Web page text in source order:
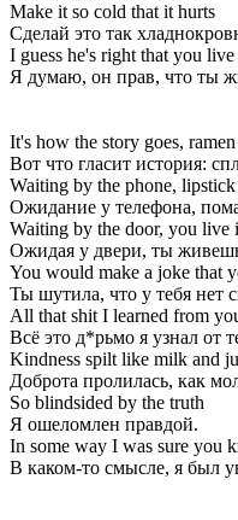
Make it so cold that it hurts
Сделай это так
I guess he's right that you live
Я думаю, он прав, что ты
It's how the story goes,
Вот что гласит история:
Waiting by the phone,
Ожидание у телефона,
Waiting by the door, you live
Ожидая у двери, ты
You would make a joke that
Ты шутила, что у тебя нет
All that shit I learned from
Всё это д*рьмо я узнал от
Kindness spilt like milk and
Доброта пролилась, как
So blindsided by the truth
Я ошеломлен правдой.
In some way I was sure you
В каком-то смысле, я был